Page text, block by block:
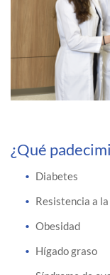
¿Qué
Diabetes
Resistencia a
Obesidad
Hígado graso